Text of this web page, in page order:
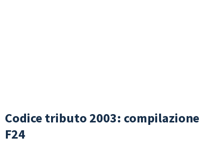
Codice tributo 2003: compilazione
F24